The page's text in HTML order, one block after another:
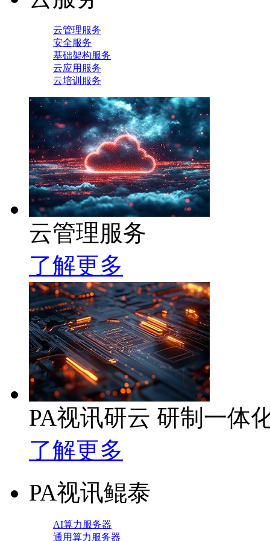
云管理服务
安全服务
基础架构服务
云应用服务
云培训服务
云管理服务
了解更多
PA视讯研云 研制一体
了解更多
PA视讯鲲泰
AI算力服务器
通用算力服务器